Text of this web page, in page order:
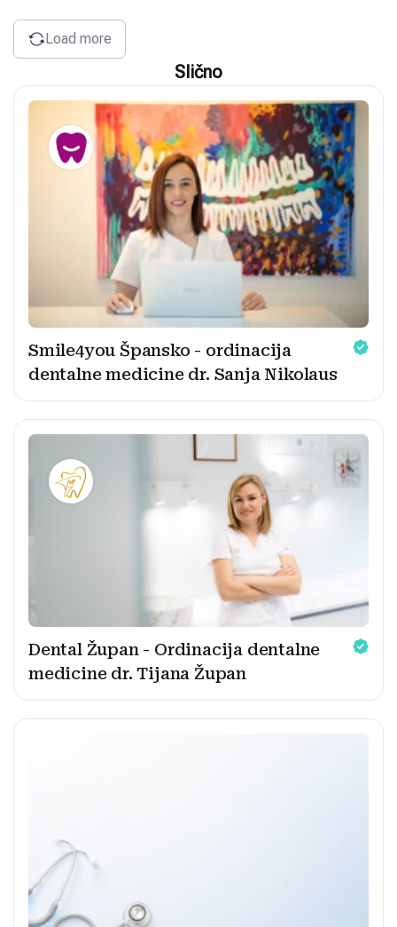
Load more
Slično
Smile4you Špansko - ordinacija
dentalne medicine dr. Sanja Nikolaus
Dental Župan - Ordinacija dentalne
medicine dr. Tijana Župan